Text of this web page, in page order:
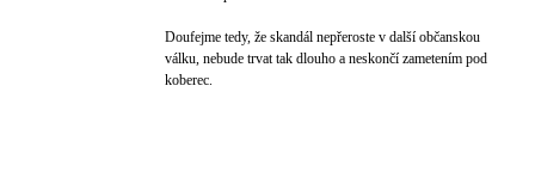
Doufejme tedy, že skandál nepřeroste v další občanskou
válku, nebude trvat tak dlouho a neskončí zametením pod
koberec.